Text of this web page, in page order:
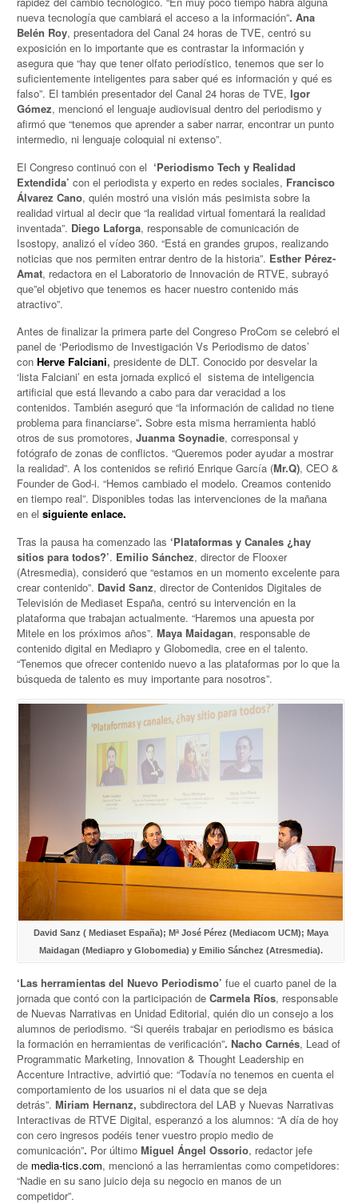
nueva tecnología que cambiará el acceso a la información”. Ana
Belén Roy, presentadora del Canal 24 horas de TVE, centró su
exposición en lo importante que es contrastar la información y
asegura que “hay que tener olfato periodístico, tenemos que ser lo
suficientemente inteligentes para saber qué es información y qué es
falso”. El también presentador del Canal 24 horas de TVE, Igor
Gómez, mencionó el lenguaje audiovisual dentro del periodismo y
afirmó que “tenemos que aprender a saber narrar, encontrar un punto
intermedio, ni lenguaje coloquial ni extenso”.
El Congreso continuó con el‘Periodismo Tech y Realidad
Extendida’con el periodista y experto en redes sociales, Francisco
Álvarez Cano, quién mostró una visión más pesimista sobre la
realidad virtual al decir que “la realidad virtual fomentará la realidad
inventada”. Diego Laforga, responsable de comunicación de
Isostopy, analizó el vídeo 360. “Está en grandes grupos, realizando
noticias que nos permiten entrar dentro de la historia”. Esther Pérez-
Amat, redactora en el Laboratorio de Innovación de RTVE, subrayó
que”el objetivo que tenemos es hacer nuestro contenido más
atractivo”.
Antes de finalizar la primera parte del Congreso ProCom se celebró el
panel de ‘Periodismo de Investigación Vs Periodismo de datos’
conHerve Falciani, presidente de DLT. Conocido por desvelar la
‘lista Falciani’ en esta jornada explicó el sistema de inteligencia
artificial que está llevando a cabo para dar veracidad a los
contenidos. También aseguró que “la información de calidad no tiene
problema para financiarse”.Sobre esta misma herramienta habló
otros de sus promotores,Juanma Soynadie, corresponsal y
fotógrafo de zonas de conflictos. “Queremos poder ayudar a mostrar
la realidad”. A los contenidos se refirió Enrique García (Mr.Q), CEO &
Founder de God-i. “Hemos cambiado el modelo. Creamos contenido
en tiempo real”. Disponibles todas las intervenciones de la mañana
en el siguiente enlace.
Tras la pausa ha comenzado las‘Plataformas y Canales ¿hay
sitios para todos?’. Emilio Sánchez, director de Flooxer
(Atresmedia), consideró que “estamos en un momento excelente para
crear contenido”. David Sanz, director de Contenidos Digitales de
Televisión de Mediaset España, centró su intervención en la
plataforma que trabajan actualmente. “Haremos una apuesta por
Mitele en los próximos años”. Maya Maidagan, responsable de
contenido digital en Mediapro y Globomedia, cree en el talento.
“Tenemos que ofrecer contenido nuevo a las plataformas por lo que la
búsqueda de talento es muy importante para nosotros”.
David Sanz ( Mediaset España); Mª José Pérez (Mediacom UCM); Maya
Maidagan (Mediapro y Globomedia) y Emilio Sánchez (Atresmedia).
‘Las herramientas del Nuevo Periodismo’ fue el cuarto panel de la
jornada que contó con la participación deCarmela Ríos, responsable
de Nuevas Narrativas en Unidad Editorial, quién dio un consejo a los
alumnos de periodismo. “Si queréis trabajar en periodismo es básica
la formación en herramientas de verificación”. Nacho Carnés, Lead of
Programmatic Marketing, Innovation & Thought Leadership en
Accenture Intractive, advirtió que: “Todavía no tenemos en cuenta el
comportamiento de los usuarios ni el data que se deja
detrás”.Miriam Hernanz, subdirectora del LAB y Nuevas Narrativas
Interactivas de RTVE Digital, esperanzó a los alumnos: “A día de hoy
con cero ingresos podéis tener vuestro propio medio de
comunicación”. Por últimoMiguel Ángel Ossorio, redactor jefe
de media-tics.com, mencionó a las herramientas como competidores:
“Nadie en su sano juicio deja su negocio en manos de un
competidor”.